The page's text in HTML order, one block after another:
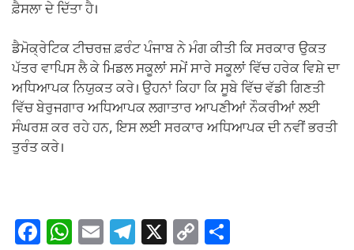
ਫ਼ੈਸਲਾ ਦੇ ਦਿੱਤਾ ਹੈ।
ਡੈਮੋਕ੍ਰੇਟਿਕ ਟੀਚਰਜ਼ ਫ਼ਰੰਟ ਪੰਜਾਬ ਨੇ ਮੰਗ ਕੀਤੀ ਕਿ ਸਰਕਾਰ ਉਕਤ
ਪੱਤਰ ਵਾਪਿਸ ਲੈ ਕੇ ਮਿਡਲ ਸਕੂਲਾਂ ਸਮੇਂ ਸਾਰੇ ਸਕੂਲਾਂ ਵਿੱਚ ਹਰੇਕ ਵਿਸ਼ੇ ਦਾ
ਅਧਿਆਪਕ ਨਿਯੁਕਤ ਕਰੇ। ਉਹਨਾਂ ਕਿਹਾ ਕਿ ਸੂਬੇ ਵਿੱਚ ਵੱਡੀ ਗਿਣਤੀ
ਵਿੱਚ ਬੇਰੁਜਗਾਰ ਅਧਿਆਪਕ ਲਗਾਤਾਰ ਆਪਣੀਆਂ ਨੌਕਰੀਆਂ ਲਈ
ਸੰਘਰਸ਼ ਕਰ ਰਹੇ ਹਨ, ਇਸ ਲਈ ਸਰਕਾਰ ਅਧਿਆਪਕ ਦੀ ਨਵੀਂ ਭਰਤੀ
ਤੁਰੰਤ ਕਰੇ।
F W E T X C